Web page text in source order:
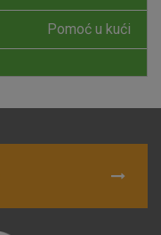
Pomoć u kući